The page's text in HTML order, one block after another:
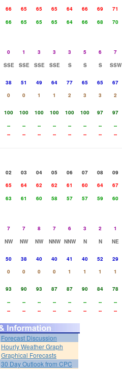
66 65 65 65 64 66 69 71
66 65 65 65 64 66 68 70
0 1 3 3 3 5 6 7
SSE SSE SSE SSE S S S SSW
38 51 49 64 77 65 65 67
0 0 1 1 2 3 3 2
100 100 100 100 100 100 97 97
-- -- -- -- -- -- -- --
-- -- -- -- -- -- -- --
02 03 04 05 06 07 08 09
65 64 62 62 61 60 64 67
63 61 60 58 57 57 59 60
7 7 8 7 6 3 2 1
NW NW NW NNW NNW N N NE
50 38 40 40 41 40 52 29
0 0 0 0 1 1 1 1
93 90 93 87 87 90 84 78
-- -- -- -- -- -- -- --
-- -- -- -- -- -- -- --
Forecast Discussion
Hourly Weather Graph
Graphical Forecasts
30 Day Outlook from CPC